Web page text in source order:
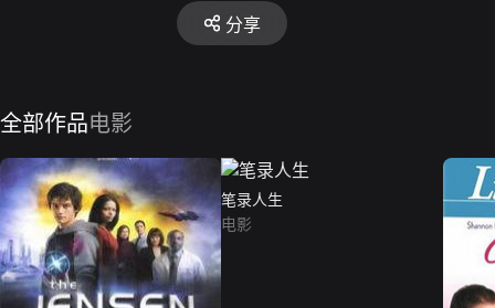
分享
全部作品电影
笔录人生
电影